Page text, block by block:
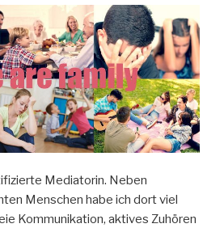
Mediatorin. Neben
Menschen habe ich dort viel
Kommunikation, aktives Zuhören